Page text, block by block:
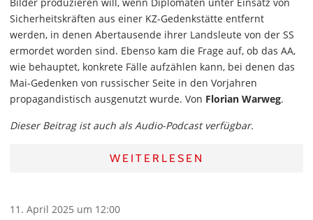
Sicherheitskräften aus einer KZ-Gedenkstätte entfernt
werden, in denen Abertausende ihrer Landsleute von der SS
ermordet worden sind. Ebenso kam die Frage auf, ob das AA,
wie behauptet, konkrete Fälle aufzählen kann, bei denen das
Mai-Gedenken von russischer Seite in den Vorjahren
propagandistisch ausgenutzt wurde. Von Florian Warweg.
Dieser Beitrag ist auch als Audio-Podcast verfügbar.
WEITERLESEN
11. April 2025 um 12:00